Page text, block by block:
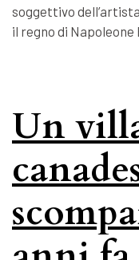
soggettivo
il regno di Napoleone
Un